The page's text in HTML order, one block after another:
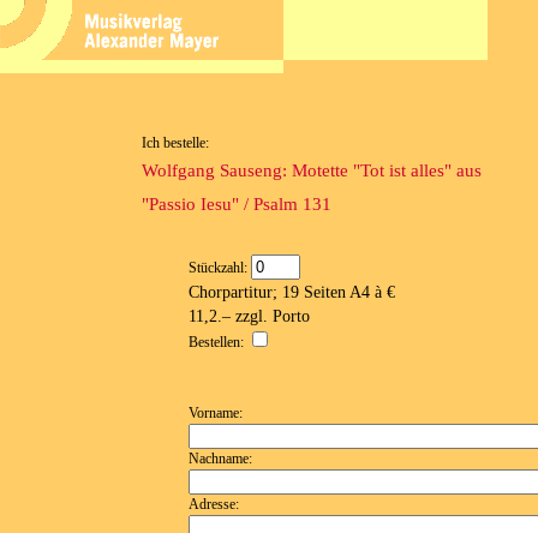
Ich bestelle:
Wolfgang Sauseng: Motette "Tot ist alles" aus
"Passio Iesu" / Psalm 131
Stückzahl:
Chorpartitur; 19 Seiten A4 à €
11,2.– zzgl. Porto
Bestellen:
Vorname:
Nachname:
Adresse: